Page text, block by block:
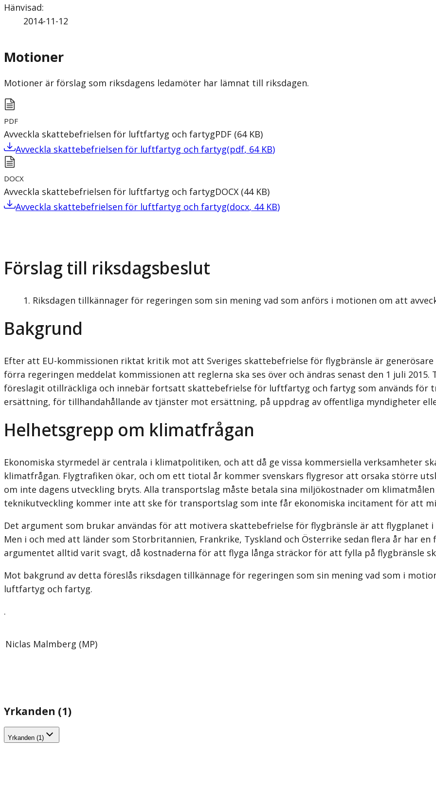
Hänvisad:
2014-11-12
Motioner
Motioner är förslag som riksdagens ledamöter har lämnat till riksdagen.
PDF
Avveckla skattebefrielsen för luftfartyg och fartygPDF (64 KB)
Avveckla skattebefrielsen för luftfartyg och fartyg(pdf, 64 KB)
DOCX
Avveckla skattebefrielsen för luftfartyg och fartygDOCX (44 KB)
Avveckla skattebefrielsen för luftfartyg och fartyg(docx, 44 KB)
Förslag till riksdagsbeslut
Riksdagen tillkännager för regeringen som sin mening vad som anförs i motionen om att
Bakgrund
Efter att EU-kommissionen riktat kritik mot att Sveriges skattebefrielse för flygbränsle är
förra regeringen meddelat kommissionen att reglerna ska ses över och ändras senast den 1 juli
föreslagit otillräckliga och innebär fortsatt skattebefrielse för luftfartyg och fartyg som används för
ersättning, för tillhandahållande av tjänster mot ersättning, på uppdrag av offentliga myndigheter
Helhetsgrepp om klimatfrågan
Ekonomiska styrmedel är centrala i klimatpolitiken, och att då ge vissa kommersiella verksamheter
klimatfrågan. Flygtrafiken ökar, och om ett tiotal år kommer svenskars flygresor att orsaka större
om inte dagens utveckling bryts. Alla transportslag måste betala sina miljökostnader om
teknikutveckling kommer inte att ske för transportslag som inte får ekonomiska incitament för att
Det argument som brukar användas för att motivera skattebefrielse för flygbränsle är att flygplanet
Men i och med att länder som Storbritannien, Frankrike, Tyskland och Österrike sedan flera år har
argumentet alltid varit svagt, då kostnaderna för att flyga långa sträckor för att fylla på flygbränsle
Mot bakgrund av detta föreslås riksdagen tillkännage för regeringen som sin mening vad som i
luftfartyg och fartyg.
.
Niclas Malmberg (MP)
Yrkanden (1)
Yrkanden (1)